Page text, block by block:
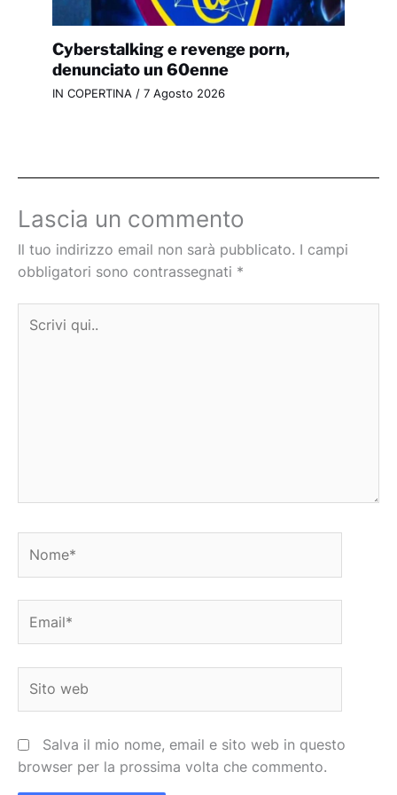
Cyberstalking e revenge porn,
denunciato un 60enne
IN COPERTINA / 7 Agosto 2026
Lascia un commento
Il tuo indirizzo email non sarà pubblicato. I campi
obbligatori sono contrassegnati *
qui..
web
Salva il mio nome, email e sito web in questo
browser per la prossima volta che commento.